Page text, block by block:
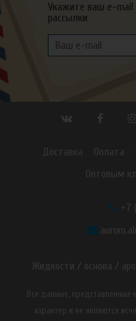
Укажите ваш e-mail
рассылки
Доставка Оплата
Оптовым
+7
Жидкости / основа /
Все данные,
характер и не являются